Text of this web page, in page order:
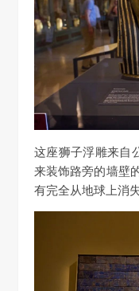
这座狮子浮雕来自
来装饰路旁的墙壁
有完全从地球上消失